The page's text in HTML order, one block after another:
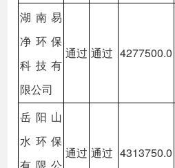
湖南易
净环保
科技有
限公司
通过 通过 4277500.0
岳阳山
水环保
通过 通过 4313750.0